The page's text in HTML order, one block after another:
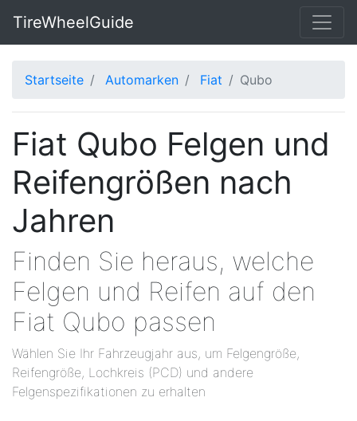
TireWheelGuide
Startseite Automarken Fiat Qubo
Fiat Qubo Felgen und
Reifengrößen nach
Jahren
Finden Sie heraus, welche
Felgen und Reifen auf den
Fiat Qubo passen
Wählen Sie Ihr Fahrzeugjahr aus, um Felgengröße,
Reifengröße, Lochkreis (PCD) und andere
Felgenspezifikationen zu erhalten